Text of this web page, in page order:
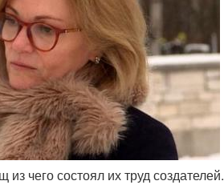
из чего состоял их труд